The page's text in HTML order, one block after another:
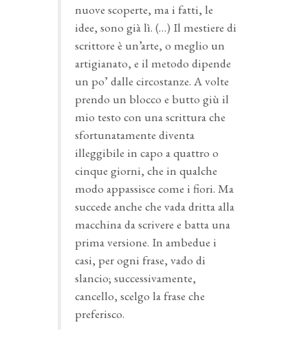
nuove scoperte, ma i fatti, le
idee, sono già lì. (…) Il mestiere di
scrittore è un’arte, o meglio un
artigianato, e il metodo dipende
un po’ dalle circostanze. A volte
prendo un blocco e butto giù il
mio testo con una scrittura che
sfortunatamente diventa
illeggibile in capo a quattro o
cinque giorni, che in qualche
modo appassisce come i fiori. Ma
succede anche che vada dritta alla
macchina da scrivere e batta una
prima versione. In ambedue i
casi, per ogni frase, vado di
slancio; successivamente,
cancello, scelgo la frase che
preferisco.